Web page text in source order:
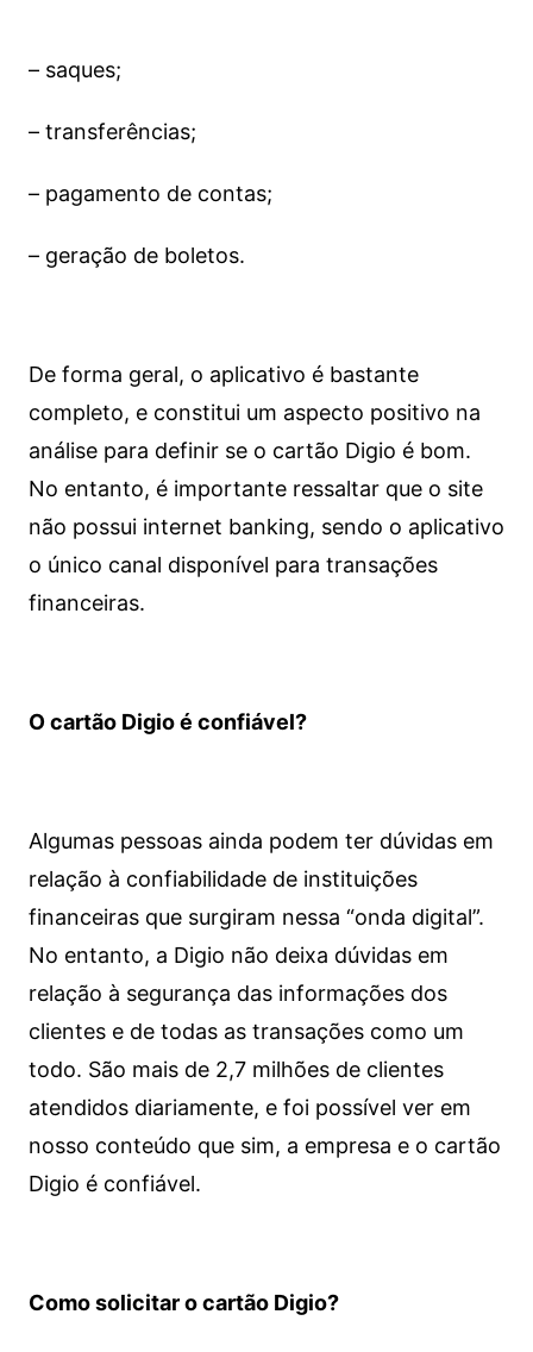
– saques;
– transferências;
– pagamento de contas;
– geração de boletos.
De forma geral, o aplicativo é bastante
completo, e constitui um aspecto positivo na
análise para definir se o cartão Digio é bom.
No entanto, é importante ressaltar que o site
não possui internet banking, sendo o aplicativo
o único canal disponível para transações
financeiras.
O cartão Digio é confiável?
Algumas pessoas ainda podem ter dúvidas em
relação à confiabilidade de instituições
financeiras que surgiram nessa “onda digital”.
No entanto, a Digio não deixa dúvidas em
relação à segurança das informações dos
clientes e de todas as transações como um
todo. São mais de 2,7 milhões de clientes
atendidos diariamente, e foi possível ver em
nosso conteúdo que sim, a empresa e o cartão
Digio é confiável.
Como solicitar o cartão Digio?